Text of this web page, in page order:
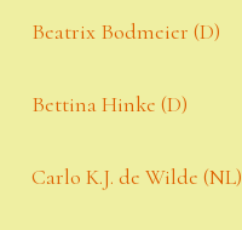
Beatrix Bodmeier (D)
Bettina Hinke (D)
Carlo K.J. de Wilde (NL)